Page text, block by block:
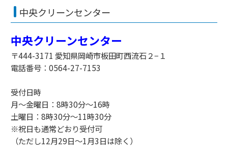
中央クリーンセンター
中央クリーンセンター
〒444-3171 愛知県岡崎市板田町西流石２−１
電話番号：0564-27-7153
受付日時
月～金曜日：8時30分～16時
土曜日：8時30分～11時30分
※祝日も通常どおり受付可
（ただし12月29日～1月3日は除く）